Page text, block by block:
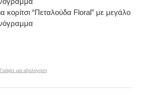
Γράψτε μια αξιολόγηση